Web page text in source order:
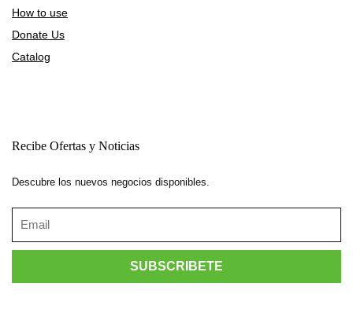
How to use
Donate Us
Catalog
Recibe Ofertas y Noticias
Descubre los nuevos negocios disponibles.